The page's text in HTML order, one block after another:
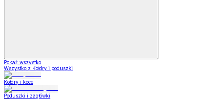
Pokaż wszystko
Wszystko z Kołdry i poduszki
Kołdry i koce
Poduszki i zagłówki